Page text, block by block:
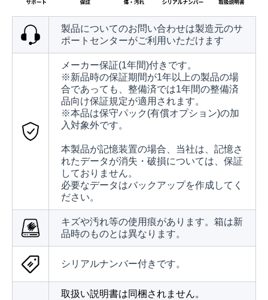
製品についてのお問い合わせは製造元のサ
ポートセンターがご利用いただけます
メーカー保証(1年間)付きです。
※新品時の保証期間が1年以上の製品の場
合であっても、整備済では1年間の整備済
品向け保証規定が適用されます。
※本品は保守パック(有償オプション)の加
入対象外です。
本製品が記憶装置の場合、当社は、記憶さ
れたデータが消失・破損については、保証
しておりません。
必要なデータはバックアップを作成してく
ださい。
キズや汚れ等の使用痕があります。箱は新
品時のものとは異なります。
シリアルナンバー付きです。
取扱い説明書は同梱されません。